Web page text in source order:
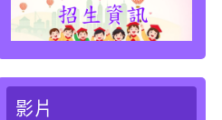
影片